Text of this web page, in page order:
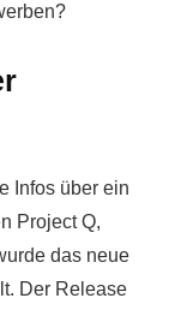
Infos über ein
Project Q,
das neue
Der Release